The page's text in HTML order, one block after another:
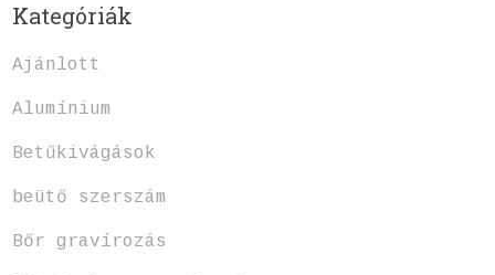
Kategóriák
Ajánlott
Alumínium
Betűkivágások
beütő szerszám
Bőr gravírozás